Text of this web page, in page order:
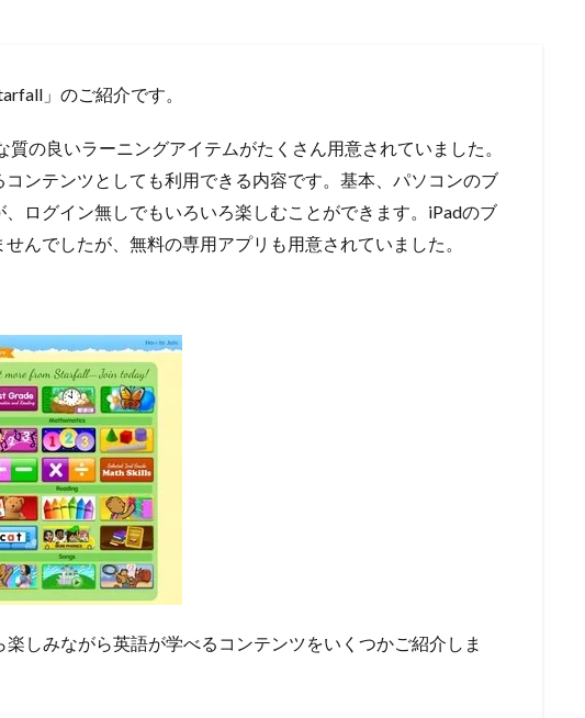
」のご紹介です。
の良いラーニングアイテムがたくさん用意されていました。
ンテンツとしても利用できる内容です。基本、パソコンのブ
ログイン無しでもいろいろ楽しむことができます。iPadのブ
んでしたが、無料の専用アプリも用意されていました。
しみながら英語が学べるコンテンツをいくつかご紹介しま